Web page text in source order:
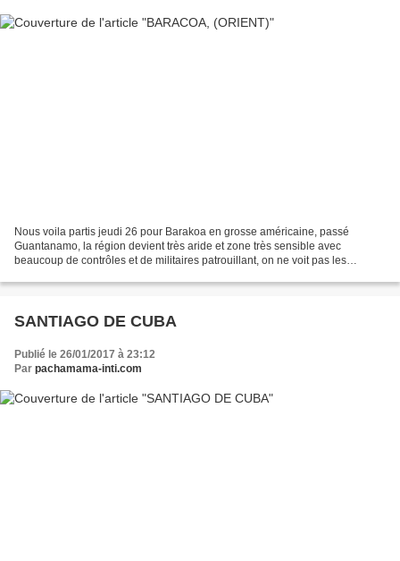
Nous voila partis jeudi 26 pour Barakoa en grosse américaine, passé
Guantanamo, la région devient très aride et zone très sensible avec
beaucoup de contrôles et de militaires patrouillant, on ne voit pas les
SANTIAGO DE CUBA
Publié le 26/01/2017 à 23:12
Par pachamama-inti.com